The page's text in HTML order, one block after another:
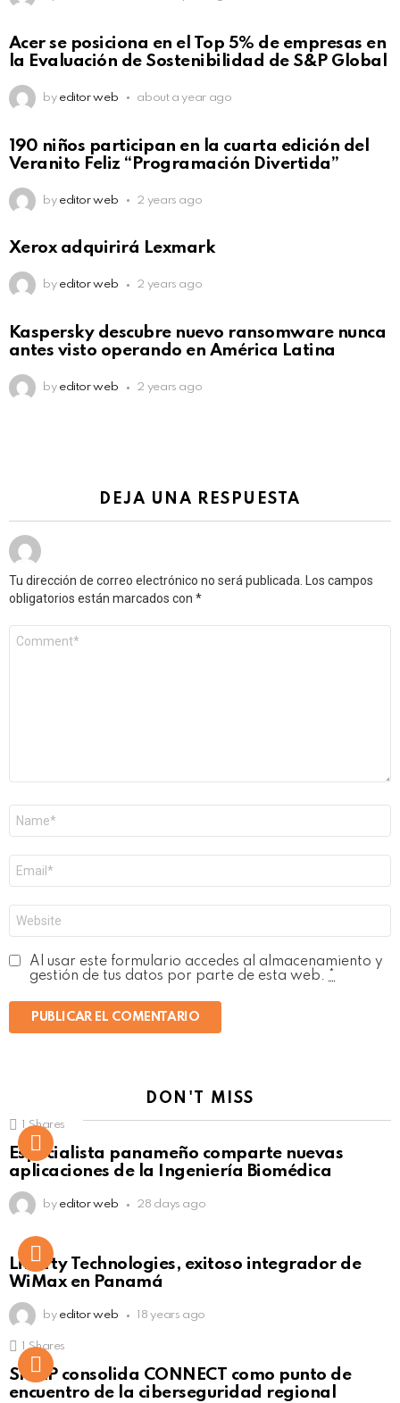
Acer se posiciona en el Top 5% de empresas en
la Evaluación de Sostenibilidad de S&P Global
by editor web about a year ago
190 niños participan en la cuarta edición del
Veranito Feliz “Programación Divertida”
by editor web 2 years ago
Xerox adquirirá Lexmark
by editor web 2 years ago
Kaspersky descubre nuevo ransomware nunca
antes visto operando en América Latina
by editor web 2 years ago
DEJA UNA RESPUESTA
Tu dirección de correo electrónico no será publicada.
Los campos
obligatorios están marcados con *
electrónico
*
Al usar este formulario accedes al almacenamiento y
gestión de tus datos por parte de esta web.
DON'T MISS
Click to view this post
Shares
Especialista panameño comparte nuevas
aplicaciones de la Ingeniería Biomédica
by editor web 28 days ago
Liberty Technologies, exitoso integrador de
WiMax en Panamá
by editor web 18 years ago
Click to view this post
Shares
SISAP consolida CONNECT como punto de
encuentro de la ciberseguridad regional